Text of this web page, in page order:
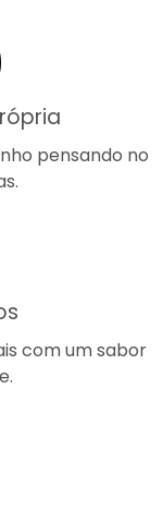
pensando no
com um sabor